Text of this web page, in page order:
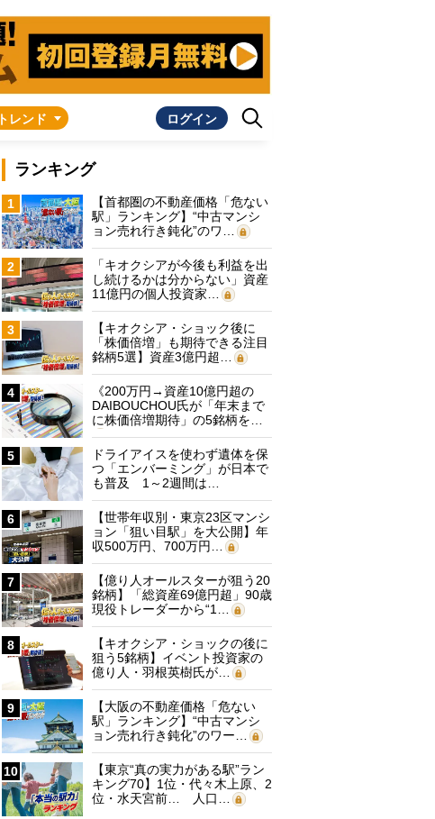
トレンド ログイン
ランキング
1
【首都圏の不動産価格「危ない
駅」ランキング】“中古マンシ
ョン売れ行き鈍化”のワ…
2
「キオクシアが今後も利益を出
し続けるかは分からない」資産
11億円の個人投資家…
3
【キオクシア・ショック後に
「株価倍増」も期待できる注目
銘柄5選】資産3億円超…
4
《200万円→資産10億円超の
DAIBOUCHOU氏が「年末まで
に株価倍増期待」の5銘柄を…
5
ドライアイスを使わず遺体を保
つ「エンバーミング」が日本で
も普及 1～2週間は…
6
【世帯年収別・東京23区マンシ
ョン「狙い目駅」を大公開】年
収500万円、700万円…
7
【億り人オールスターが狙う20
銘柄】「総資産69億円超」90歳
現役トレーダーから“1…
8
【キオクシア・ショックの後に
狙う5銘柄】イベント投資家の
億り人・羽根英樹氏が…
9
【大阪の不動産価格「危ない
駅」ランキング】“中古マンシ
ョン売れ行き鈍化”のワー…
10
【東京“真の実力がある駅”ラン
キング70】1位・代々木上原、2
位・水天宮前… 人口…